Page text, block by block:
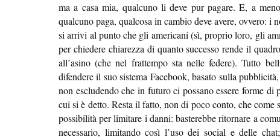
ma a casa mia, qualcuno li deve pur pagare. E, a
qualcuno paga, qualcosa in cambio deve avere, ovvero: i
si arrivi al punto che gli americani (sì, proprio loro, gli
per chiedere chiarezza di quanto successo rende il
all’asino (che nel frattempo sta nelle federe). Tutto
difendere il suo sistema Facebook, basato sulla
non escludendo che in futuro ci possano essere forme
cui si è detto. Resta il fatto, non di poco conto, che
possibilità per limitare i danni: basterebbe ritornare a
necessario, limitando così l’uso dei social e delle